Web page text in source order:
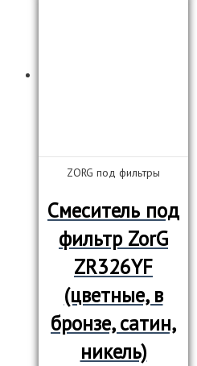
ZORG под фильтры
Смеситель под
фильтр ZorG
ZR326YF
(цветные, в
бронзе, сатин,
никель)